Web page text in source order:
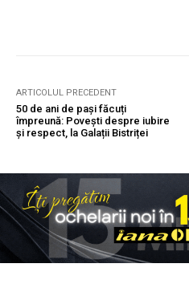
ARTICOLUL PRECEDENT
50 de ani de pași făcuți
împreună: Povești despre iubire
și respect, la Galații Bistriței